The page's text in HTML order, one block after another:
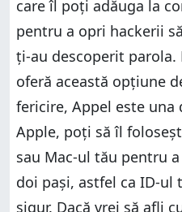
care îl poți adăuga la
pentru a opri hackerii
ți-au descoperit
oferă această opțiune
fericire, Appel este una
Apple, poți să îl
sau Mac-ul tău pentru
doi pași, astfel ca ID-ul
sigur. Dacă vrei să afli